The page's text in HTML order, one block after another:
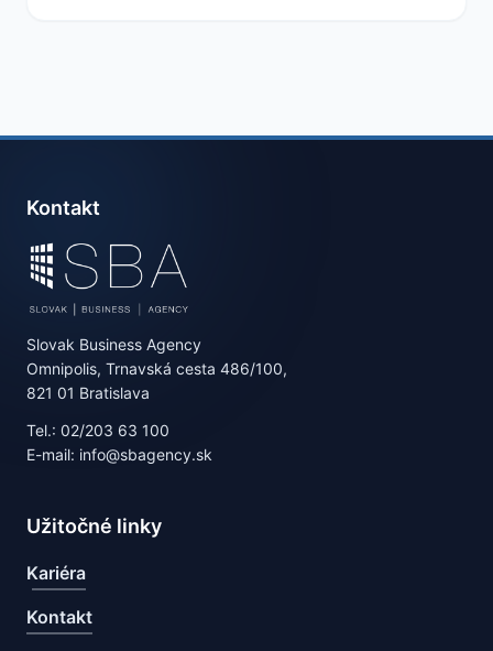
Kontakt
Slovak Business Agency
Omnipolis, Trnavská cesta 486/100,
821 01 Bratislava
Tel.: 02/203 63 100
E-mail: info@sbagency.sk
Užitočné linky
Kariéra
Kontakt